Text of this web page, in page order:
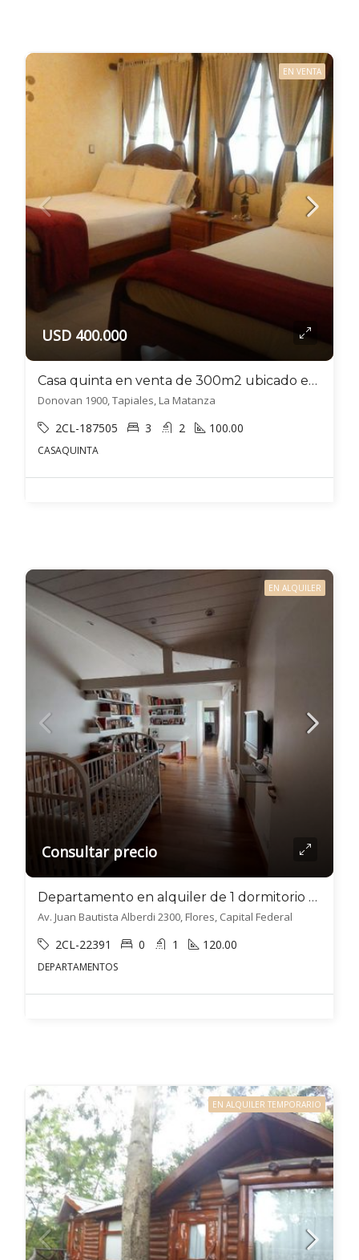
EN VENTA
USD 400.000
Casa quinta en venta de 300m2 ubicado en Tapiales
Donovan 1900, Tapiales, La Matanza
2CL-187505 3 2 100.00
CASAQUINTA
EN ALQUILER
Consultar precio
Departamento en alquiler de 1 dormitorio c/ cochera en Flores
Av. Juan Bautista Alberdi 2300, Flores, Capital Federal
2CL-22391 0 1 120.00
DEPARTAMENTOS
EN ALQUILER TEMPORARIO